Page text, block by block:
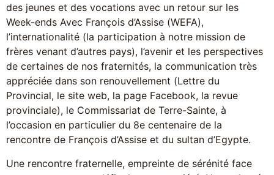
des jeunes et des vocations avec un retour sur les
Week-ends Avec François d’Assise (WEFA),
l’internationalité (la participation à notre mission de
frères venant d’autres pays), l’avenir et les perspectives
de certaines de nos fraternités, la communication très
appréciée dans son renouvellement (Lettre du
Provincial, le site web, la page Facebook, la revue
provinciale), le Commissariat de Terre-Sainte, à
l’occasion en particulier du 8e centenaire de la
rencontre de François d’Assise et du sultan d’Egypte.
Une rencontre fraternelle, empreinte de sérénité face